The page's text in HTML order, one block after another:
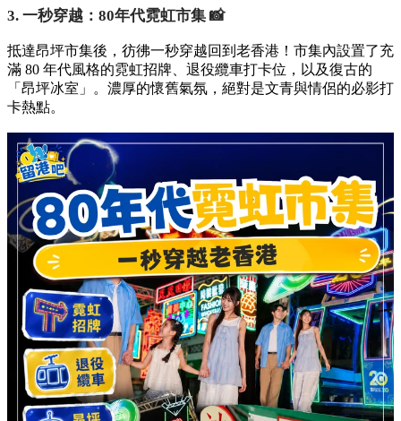
3. 一秒穿越：80年代霓虹市集 📸
抵達昂坪市集後，彷彿一秒穿越回到老香港！市集內設置了充
滿 80 年代風格的霓虹招牌、退役纜車打卡位，以及復古的
「昂坪冰室」。濃厚的懷舊氣氛，絕對是文青與情侶的必影打
卡熱點。